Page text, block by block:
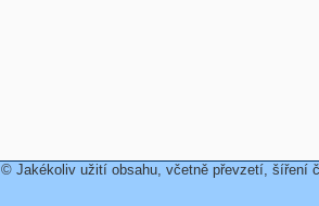
© Jakékoliv užití obsahu, včetně převzetí, šíření